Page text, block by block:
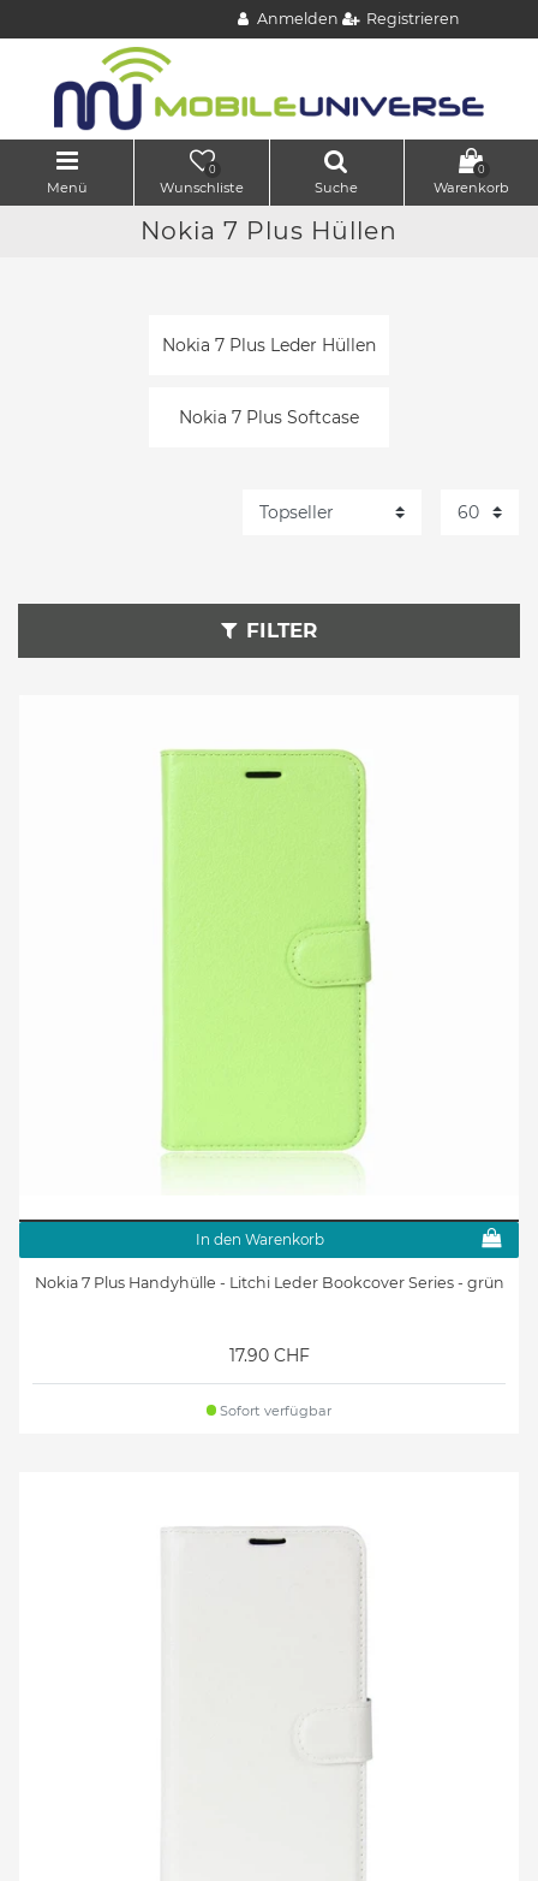
Anmelden Registrieren
Menü
0
Wunschliste Suche
0
Warenkorb
Nokia 7 Plus Hüllen
Nokia 7 Plus Leder Hüllen
Nokia 7 Plus Softcase
Hüllen
Nokia 7 Plus Clutch
Nokia 7 Plus Bauchtaschen
FILTER
In den Warenkorb
Nokia 7 Plus Handyhülle - Litchi Leder Bookcover Series - grün
17.90 CHF
Sofort verfügbar